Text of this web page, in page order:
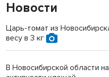
Новости
Царь-томат из
весу в 3 кг
В Новосибирской области